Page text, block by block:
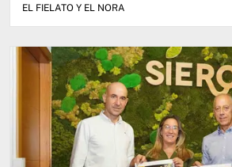
EL FIELATO Y EL NORA